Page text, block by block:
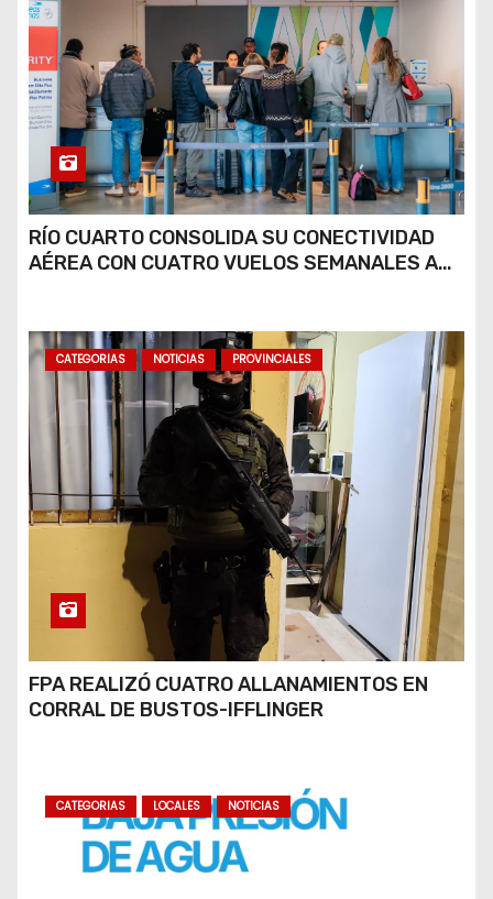
RÍO CUARTO CONSOLIDA SU CONECTIVIDAD
AÉREA CON CUATRO VUELOS SEMANALES A
CATEGORIAS NOTICIAS PROVINCIALES
FPA REALIZÓ CUATRO ALLANAMIENTOS EN
CORRAL DE BUSTOS-IFFLINGER
CATEGORIAS LOCALES NOTICIAS